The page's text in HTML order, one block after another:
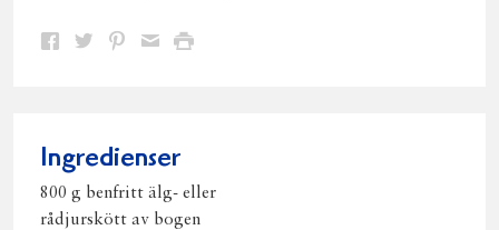
Dela Dela Dela DelaSkriv
Ingredienser
800 g benfritt älg- eller
rådjurskött av bogen